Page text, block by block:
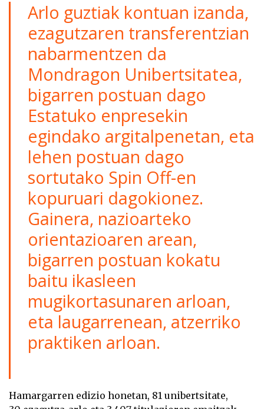
Arlo guztiak kontuan izanda,
ezagutzaren transferentzian
nabarmentzen da
Mondragon Unibertsitatea,
bigarren postuan dago
Estatuko enpresekin
egindako argitalpenetan, eta
lehen postuan dago
sortutako Spin Off-en
kopuruari dagokionez.
Gainera, nazioarteko
orientazioaren arean,
bigarren postuan kokatu
baitu ikasleen
mugikortasunaren arloan,
eta laugarrenean, atzerriko
praktiken arloan.
Hamargarren edizio honetan, 81 unibertsitate,